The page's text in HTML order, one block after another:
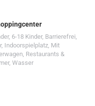
, 6-18 Kinder, Barrierefrei,
, Indoorspielplatz, Mit
, Restaurants &
, Wasser